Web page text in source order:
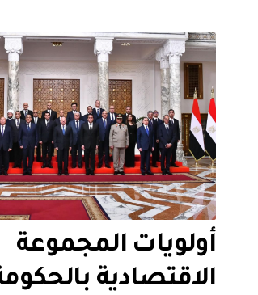
أولويات المجموعة
الاقتصادية